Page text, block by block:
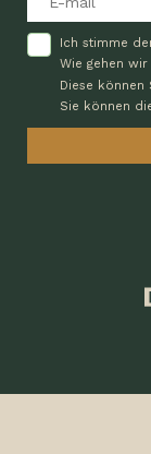
Ich stimme
Wie gehen
Diese können
Sie können